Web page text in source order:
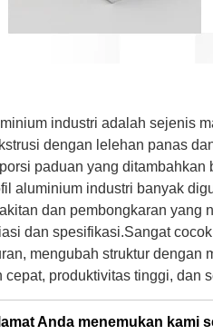
industri adalah sejenis
dengan lelehan panas
paduan yang ditambahkan
aluminium industri banyak
dan pembongkaran yang
dan spesifikasi.Sangat
mengubah struktur dengan
cepat, produktivitas tinggi, dan
Anda menemukan kami